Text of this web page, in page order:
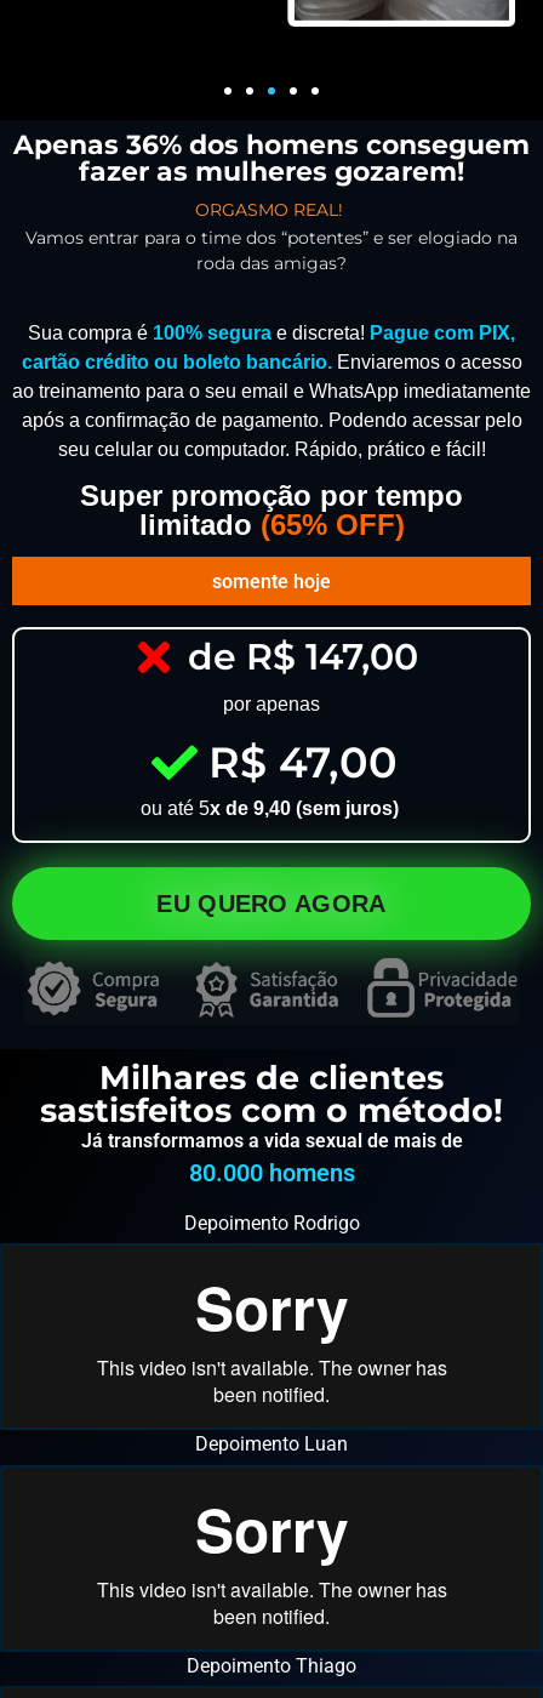
Apenas 36% dos homens conseguem
fazer as mulheres gozarem!
ORGASMO REAL!
Vamos entrar para o time dos “potentes” e ser elogiado na
roda das amigas?
Sua compra é 100% segura e discreta! Pague com PIX,
cartão crédito ou boleto bancário. Enviaremos o acesso
ao treinamento para o seu email e WhatsApp imediatamente
após a confirmação de pagamento. Podendo acessar pelo
seu celular ou computador. Rápido, prático e fácil!
Super promoção por tempo
limitado (65% OFF)
somente hoje
de R$ 147,00
por apenas
R$ 47,00
ou até 5x de 9,40 (sem juros)
EU QUERO AGORA
Milhares de clientes
sastisfeitos com o método!
Já transformamos a vida sexual de mais de
80.000 homens
Depoimento Rodrigo
Depoimento Luan
Depoimento Thiago